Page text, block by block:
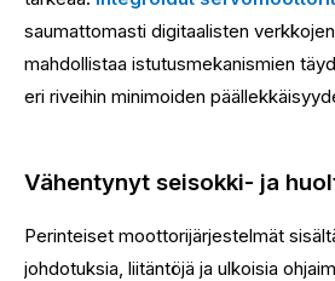
saumattomasti digitaalisten
mahdollistaa istutusmekanismien
eri riveihin minimoiden
Vähentynyt seisokki- ja
Perinteiset moottorijärjestelmät
johdotuksia, liitäntöjä ja ulkoisia